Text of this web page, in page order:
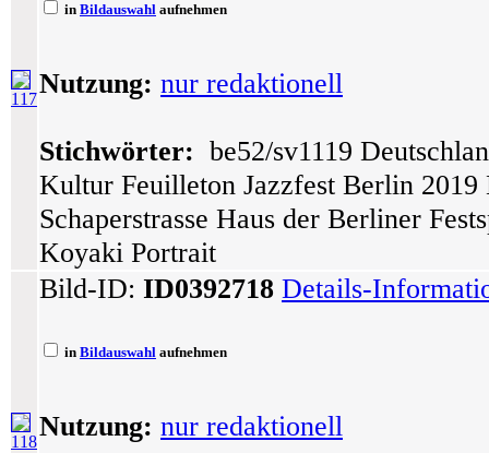
117
in Bildauswahl aufnehmen
Nutzung: nur redaktionell
Stichwörter: be52/sv1119
Kultur Feuilleton Jazzfest Berlin
Schaperstrasse Haus der Berliner
Koyaki Portrait
118
Bild-ID: ID0392718 Details-
in Bildauswahl aufnehmen
Nutzung: nur redaktionell